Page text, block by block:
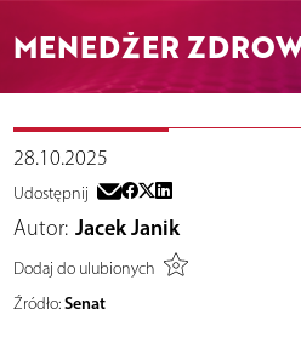
MENEDŻER
28.10.2025
Udostępnij
Autor: Jacek Janik
Dodaj do ulubionych
Źródło: Senat